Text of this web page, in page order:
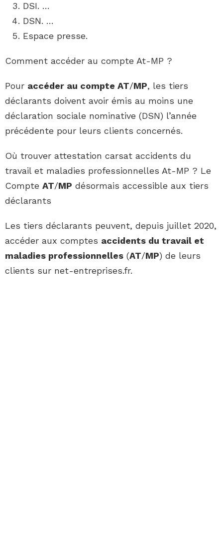
DSI. …
DSN. …
Espace presse.
Comment accéder au compte At-MP ?
Pour accéder au compte AT/MP, les tiers
déclarants doivent avoir émis au moins une
déclaration sociale nominative (DSN) l’année
précédente pour leurs clients concernés.
Où trouver attestation carsat accidents du
travail et maladies professionnelles At-MP ? Le
Compte AT/MP désormais accessible aux tiers
déclarants
Les tiers déclarants peuvent, depuis juillet 2020,
accéder aux comptes accidents du travail et
maladies professionnelles (AT/MP) de leurs
clients sur net-entreprises.fr.